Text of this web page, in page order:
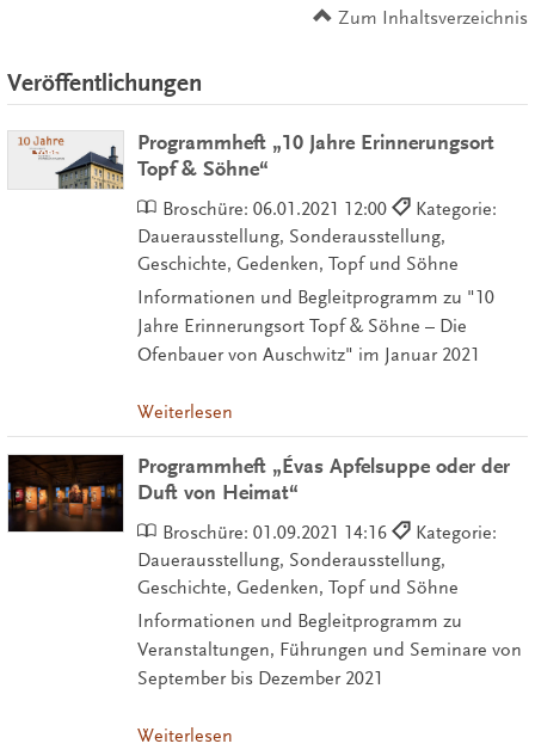
Zum Inhaltsverzeichnis
Veröffentlichungen
Programmheft „10 Jahre Erinnerungsort
Topf & Söhne“
Broschüre: 06.01.2021 12:00
Kategorie:
Dauerausstellung, Sonderausstellung,
Geschichte, Gedenken, Topf und Söhne
Informationen und Begleitprogramm zu "10
Jahre Erinnerungsort Topf & Söhne – Die
Ofenbauer von Auschwitz" im Januar 2021
Weiterlesen
Programmheft „Évas Apfelsuppe oder der
Duft von Heimat“
Broschüre: 01.09.2021 14:16
Kategorie:
Dauerausstellung, Sonderausstellung,
Geschichte, Gedenken, Topf und Söhne
Informationen und Begleitprogramm zu
Veranstaltungen, Führungen und Seminare von
September bis Dezember 2021
Weiterlesen